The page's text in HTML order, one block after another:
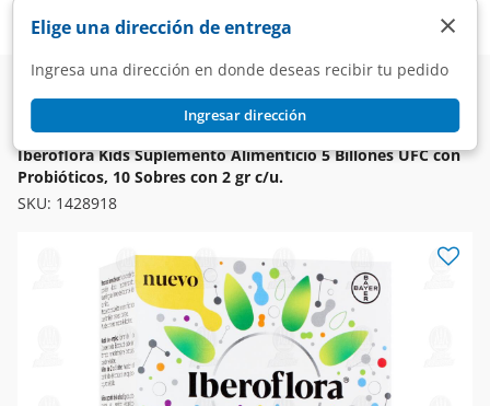
Elige una dirección de entrega
Ingresa una dirección en donde deseas recibir tu pedido
Ingresar dirección
×
Farmacia
Vitaminas y Suplementos
Suplementos Alimenticios
IBEROFLORA
Iberoflora Kids Suplemento Alimenticio 5 Billones UFC con
Probióticos, 10 Sobres con 2 gr c/u.
SKU: 1428918